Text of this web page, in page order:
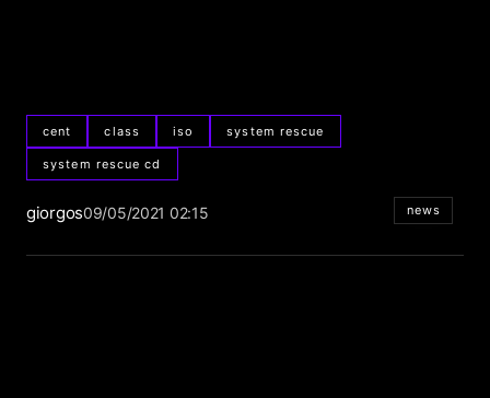
cent class iso system rescue
system rescue cd
giorgos09/05/2021 02:15 news